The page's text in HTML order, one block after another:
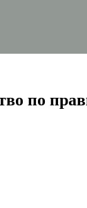
по